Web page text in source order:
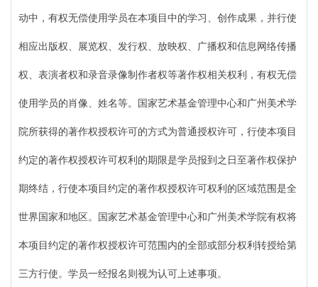
动中，有权无偿使用学员在本项目中的学习、创作成果，并行使
相应出版权、展览权、发行权、放映权、广播权和信息网络传播
权、表演者权和录音录像制作者权等著作权相关权利，有权无偿
使用学员的肖像、姓名等。国家艺术基金管理中心和广州美术学
院所获得的著作权授权许可的方式为普通授权许可，行使本项目
约定的著作权授权许可权利的期限是学员报到之日至著作权保护
期终结，行使本项目约定的著作权授权许可权利的区域范围是全
世界国家和地区。国家艺术基金管理中心和广州美术学院有权将
本项目约定的著作权授权许可范围内的全部或部分权利转授给第
三方行使。学员一经报名则视为认可上述事项。